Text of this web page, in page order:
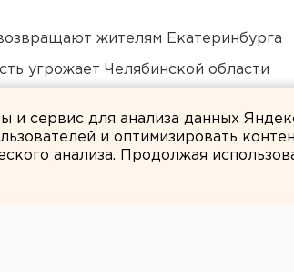
жителям Екатеринбурга
угрожает Челябинской области
и сервис для анализа данных
и оптимизировать
анализа. Продолжая